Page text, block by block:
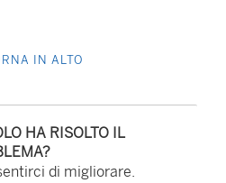
IN ALTO
HA RISOLTO IL
di migliorare.